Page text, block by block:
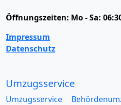
Öffnungszeiten: Mo - Sa:
Impressum
Datenschutz
Umzugsservice
Umzugsservice